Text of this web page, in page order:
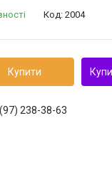
Код: 2004
Купити
238-38-63